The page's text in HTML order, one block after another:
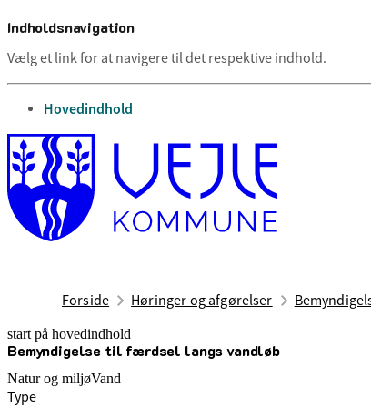
Indholdsnavigation
Vælg et link for at navigere til det respektive indhold.
gå til
Hovedindhold
Forside Høringer og afgørelser
start på hovedindhold
Bemyndigelse til færdsel langs vandløb
senest opdateret 21. april 2026
Natur og miljøVand
Type